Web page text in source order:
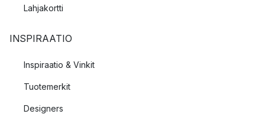
Lahjakortti
INSPIRAATIO
Inspiraatio & Vinkit
Tuotemerkit
Designers